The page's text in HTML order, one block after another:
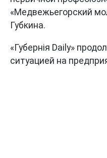
«Медвежьегорский
Губкина.
«Губернiя Daily»
ситуацией на